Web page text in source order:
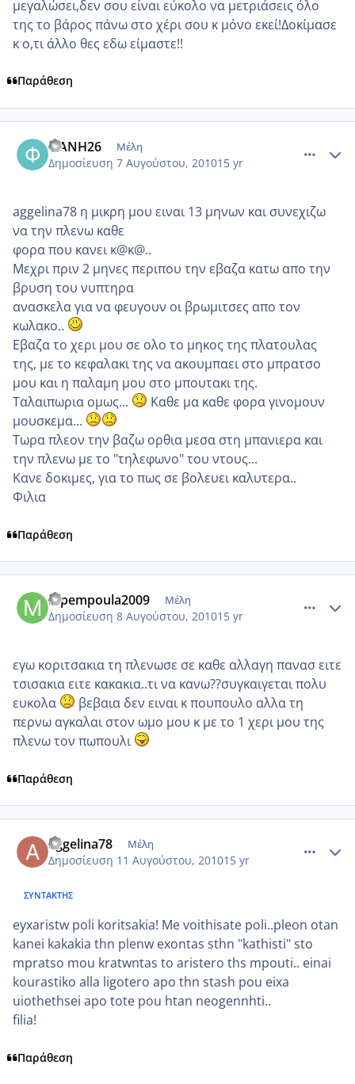
μεγαλώσει,δεν σου είναι εύκολο να μετριάσεις όλο
της το βάρος πάνω στο χέρι σου κ μόνο εκεί!Δοκίμασε
κ ο,τι άλλο θες εδω είμαστε!!
Παράθεση
ΦΑΝΗ26 Μέλη
Δημοσίευση 7 Αυγούστου, 201015 yr
aggelina78 η μικρη μου ειναι 13 μηνων και συνεχιζω
να την πλενω καθε
φορα που κανει κ@κ@..
Μεχρι πριν 2 μηνες περιπου την εβαζα κατω απο την
βρυση του νυπτηρα
ανασκελα για να φευγουν οι βρωμιτσες απο τον
κωλακο..
Εβαζα το χερι μου σε ολο το μηκος της πλατουλας
της, με το κεφαλακι της να ακουμπαει στο μπρατσο
μου και η παλαμη μου στο μπουτακι της.
Ταλαιπωρια ομως...
Καθε μα καθε φορα γινομουν
μουσκεμα...
Τωρα πλεον την βαζω ορθια μεσα στη μπανιερα και
την πλενω με το "τηλεφωνο" του ντους...
Κανε δοκιμες, για το πως σε βολευει καλυτερα..
Φιλια
Παράθεση
mpempoula2009 Μέλη
Δημοσίευση 8 Αυγούστου, 201015 yr
εγω κοριτσακια τη πλενωσε σε καθε αλλαγη πανασ ειτε
τσισακια ειτε κακακια..τι να κανω??συγκαιγεται πολυ
ευκολα
βεβαια δεν ειναι κ πουπουλο αλλα τη
περνω αγκαλαι στον ωμο μου κ με το 1 χερι μου της
πλενω τον πωπουλι
Παράθεση
aggelina78 Μέλη
Δημοσίευση 11 Αυγούστου, 201015 yr
ΣΥΝΤΆΚΤΗΣ
eyxaristw poli koritsakia! Me voithisate poli..pleon otan
kanei kakakia thn plenw exontas sthn "kathisti" sto
mpratso mou kratwntas to aristero ths mpouti.. einai
kourastiko alla ligotero apo thn stash pou eixa
uiothethsei apo tote pou htan neogennhti..
filia!
Παράθεση